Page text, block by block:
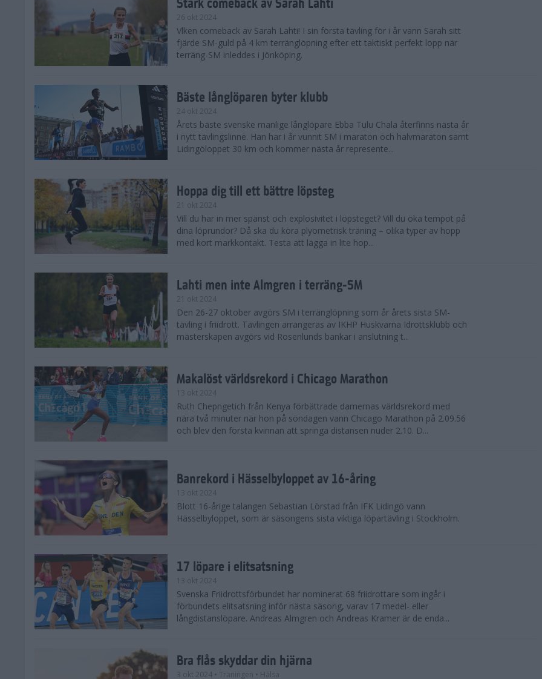
26 okt 2024
Vlken comeback av Sarah Lahti! I sin första tävling för i år vann Sarah sitt
fjärde SM-guld på 4 km terränglöpning efter ett taktiskt perfekt lopp när
terräng-SM inleddes i Jönköping.
Bäste långlöparen byter klubb
24 okt 2024
Årets bäste svenske manlige långlöpare Ebba Tulu Chala återfinns nästa år
i nytt tävlingslinne. Han har i år vunnit SM i maraton och halvmaraton samt
Lidingöloppet 30 km och kommer nästa år represente...
Hoppa dig till ett bättre löpsteg
21 okt 2024
Vill du har in mer spänst och explosivitet i löpsteget? Vill du öka tempot på
dina löprundor? Då ska du köra plyometrisk träning – olika typer av hopp
med kort markkontakt. Testa att lägga in lite hop...
Lahti men inte Almgren i terräng-SM
21 okt 2024
Den 26-27 oktober avgörs SM i terränglöpning som år årets sista SM-
tävling i friidrott. Tävlingen arrangeras av IKHP Huskvarna Idrottsklubb och
mästerskapen avgörs vid Rosenlunds bankar i anslutning t...
Makalöst världsrekord i Chicago Marathon
13 okt 2024
Ruth Chepngetich från Kenya förbättrade damernas världsrekord med
nära två minuter när hon på söndagen vann Chicago Marathon på 2.09.56
och blev den första kvinnan att springa distansen nuder 2.10. D...
Banrekord i Hässelbyloppet av 16-åring
13 okt 2024
Blott 16-årige talangen Sebastian Lörstad från IFK Lidingö vann
Hässelbyloppet, som är säsongens sista viktiga löpartävling i Stockholm.
17 löpare i elitsatsning
13 okt 2024
Svenska Friidrottsförbundet har nominerat 68 friidrottare som ingår i
förbundets elitsatsning inför nästa säsong, varav 17 medel- eller
långdistanslöpare. Andreas Almgren och Andreas Kramer är de enda...
Bra flås skyddar din hjärna
3 okt 2024 • Träningen • Hälsa